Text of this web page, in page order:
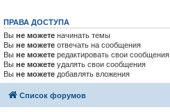
ПРАВА ДОСТУПА
Вы не можете начинать темы
Вы не можете отвечать на сообщения
Вы не можете редактировать свои сообщения
Вы не можете удалять свои сообщения
Вы не можете добавлять вложения
Список форумов